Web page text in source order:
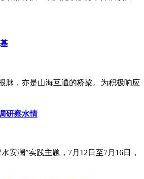
脉，亦是山海互通的桥梁。为积极响应
研察水情
安澜”实践主题，7月12日至7月16日，